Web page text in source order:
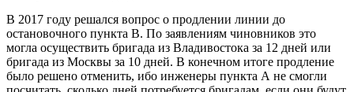
В 2017 году решался вопрос о продлении линии до
остановочного пункта В. По заявлениям чиновников это
могла осуществить бригада из Владивостока за 12 дней или
бригада из Москвы за 10 дней. В конечном итоге продление
было решено отменить, ибо инженеры пункта А не смогли